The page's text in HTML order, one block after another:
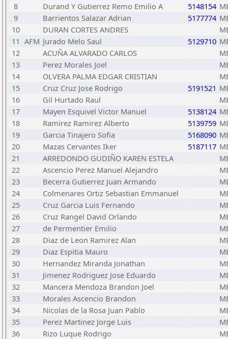
8
Durand Y Gutierrez Remo Emilio A 5148154
9
Barrientos Salazar Adrian 5177774
10
DURAN CORTES ANDRES
11 AFM Jurado Melo Saul 5129710
12
ACUÑA ALVARADO CARLOS
13
Perez Morales Joel
14
OLVERA PALMA EDGAR CRISTIAN
15
Cruz Cruz Jose Rodrigo 5191521
16
Gil Hurtado Raul
17
Mayen Esquivel Victor Manuel 5138124
18
Ramirez Ramirez Alberto 5139759
19
Garcia Tinajero Sofia 5168090
20
Mazas Cervantes Iker 5187117
21
ARREDONDO GUDIÑO KAREN ESTELA
22
Ascencio Perez Manuel Alejandro
23
Becerra Gutierrez Juan Armando
24
Colmenares Ortiz Sebastian Emmanuel
25
Cruz Garcia Luis Fernando
26
Cruz Rangel David Orlando
27
de Permentier Emilio
28
Diaz de Leon Ramirez Alan
29
Diaz Espitia Mauro
30
Hernandez Miranda Jonathan
31
Jimenez Rodriguez Jose Eduardo
32
Mancera Mendoza Brandon Joel
33
Morales Ascencio Brandon
34
Nicolas de la Rosa Juan Pablo
35
Perez Martinez Jorge Luis
36
Rizo Luque Rodrigo